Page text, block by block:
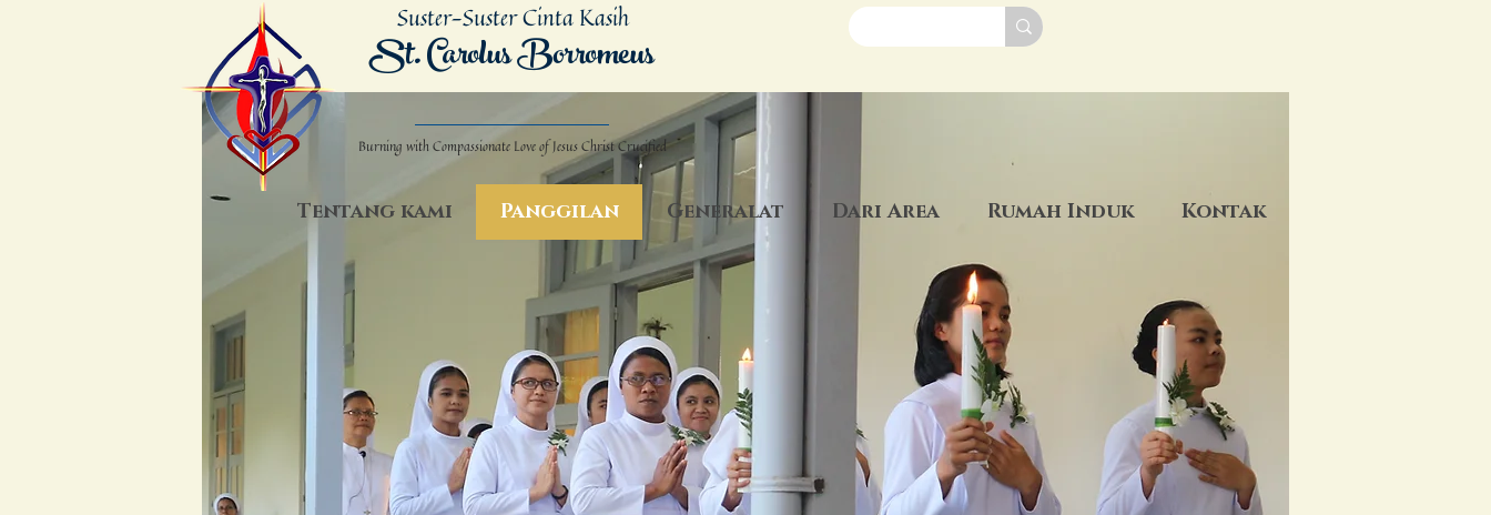
St. Carolus Borromeus
Suster-Suster Cinta Kasih
Burning with Compassionate Loveof Jesus Christ Crucified
Tentang kami Panggilan Generalat Dari Area Rumah Induk Kontak